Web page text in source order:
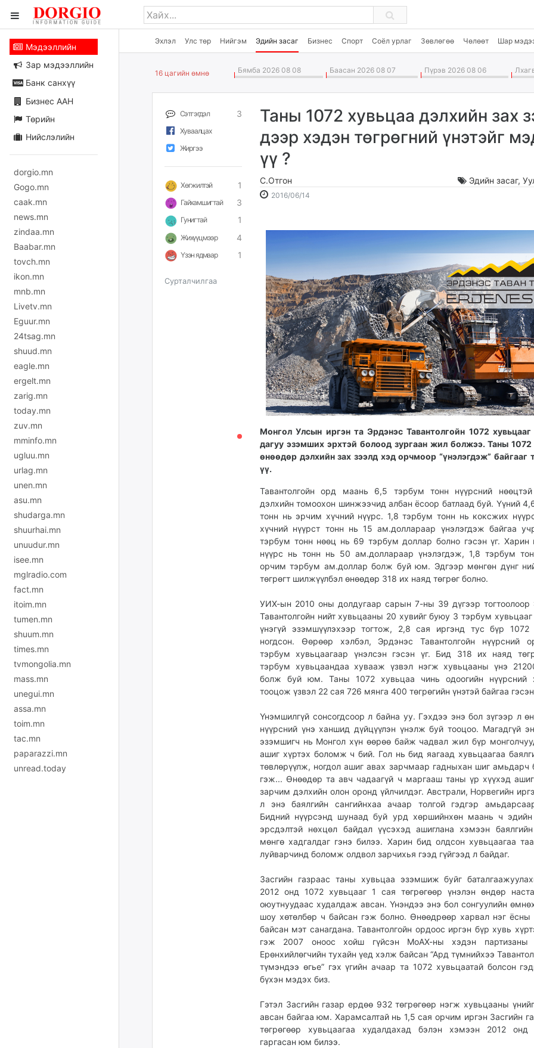
Эхлэл Улс төр Нийгэм Эдийн засаг Бизнес Спорт Соёл урлаг Зөвлөгөө Чөлөөт Шар
Мэдээллийн
Зар мэдээллийн
Банк санхүү
Бизнес ААН
Төрийн
Нийслэлийн
dorgio.mn
Gogo.mn
caak.mn
news.mn
zindaa.mn
Baabar.mn
tovch.mn
ikon.mn
mnb.mn
Livetv.mn
Eguur.mn
24tsag.mn
shuud.mn
eagle.mn
ergelt.mn
zarig.mn
today.mn
zuv.mn
mminfo.mn
ugluu.mn
urlag.mn
unen.mn
asu.mn
shudarga.mn
shuurhai.mn
unuudur.mn
isee.mn
mglradio.com
fact.mn
itoim.mn
tumen.mn
shuum.mn
times.mn
tvmongolia.mn
mass.mn
unegui.mn
assa.mn
toim.mn
tac.mn
paparazzi.mn
unread.today
16 цагийн өмнө Бямба 2026 08 08 Баасан 2026 08 07 Пүрэв 2026 08 06
Сэтгэгдэл 3
Хуваалцах
Жиргээ
Хөгжилтэй 1
Гайхамшигтай 3
Гунигтай 1
Жихүүцмээр 4
Үзэн ядмаар 1
Сурталчилгаа
Таны 1072 хувьцаа дэлхийн зах
дээр хэдэн төгрөгний үнэтэйг
үү ?
С.Отгон Эдийн засаг,
2016/06/14
Монгол Улсын иргэн та Эрдэнэс Тавантолгойн 1072 хувьцааг
дагуу эзэмших эрхтэй болоод зургаан жил болжээ. Таны 1072
өнөөдөр дэлхийн зах зээлд хэд орчмоор “үнэлэгдэж” байгааг
үү.
Тавантолгойн орд маань 6,5 тэрбум тонн нүүрсний нөөцтэй
дэлхийн томоохон шинжээчид албан ёсоор батлаад буй. Үүний
тонн нь эрчим хүчний нүүрс. 1,8 тэрбум тонн нь коксжих
хүчний нүүрст тонн нь 15 ам.доллараар үнэлэгдэж байгаа
тэрбум тонн нөөц нь 69 тэрбум доллар болно гэсэн үг. Харин
нүүрс нь тонн нь 50 ам.доллараар үнэлэгдэж, 1,8 тэрбум
орчим тэрбум ам.доллар болж буй юм. Эдгээр мөнгөн дүнг
төгрөгт шилжүүлбэл өнөөдөр 318 их наяд төгрөг болно.
УИХ-ын 2010 оны долдугаар сарын 7-ны 39 дүгээр тогтоолоор
Тавантолгойн нийт хувьцааны 20 хувийг буюу 3 тэрбум хувьцааг
үнэгүй эзэмшүүлэхээр тогтож, 2,8 сая иргэнд тус бүр 1072
ногдсон. Өөрөөр хэлбэл, Эрдэнэс Тавантолгойн нүүрсний
тэрбум хувьцаагаар үнэлсэн гэсэн үг. Бид 318 их наяд
тэрбум хувьцаандаа хувааж үзвэл нэгж хувьцааны үнэ
болж буй юм. Таны 1072 хувьцаа чинь одоогийн нүүрсний
тооцож үзвэл 22 сая 726 мянга 400 төгрөгийн үнэтэй байгаа гэсэн
Үнэмшилгүй сонсогдсоор л байна уу. Гэхдээ энэ бол зүгээр л
нүүрсний үнэ ханшид дүйцүүлэн үнэлж буй тооцоо. Магадгүй
эзэмшигч нь Монгол хүн өөрөө байж чадвал жил бүр
ашиг хүртэх боломж ч бий. Гол нь бид яагаад хувьцаагаа
төвлөрүүлж, ногдол ашиг авах зарчмаар гадныхан шиг амьдарч
гэж... Өнөөдөр та авч чадаагүй ч маргааш таны үр хүүхэд ашиг
зарчим дэлхийн олон оронд үйлчилдэг. Австрали, Норвегийн
л энэ баялгийн сангийнхаа ачаар толгой гэдгэр
Бидний нүүрсэнд шунаад буй урд хөршийнхөн маань ч эдийн
эрсдэлтэй нөхцөл байдал үүсэхэд ашиглана хэмээн
мөнгө хадгалдаг гэнэ билээ. Харин бид олдсон хувьцаагаа
луйварчинд боломж олдвол зарчихья гээд гүйгээд л байдаг.
Засгийн газраас таны хувьцаа эзэмшиж буйг
2012 онд 1072 хувьцааг 1 сая төгрөгөөр үнэлэн өндөр
оюутнуудаас худалдаж авсан. Үнэндээ энэ бол сонгуулийн
шоу хөтөлбөр ч байсан гэж болно. Өнөөдрөөр харвал нэг ёсны
байсан мэт санагдана. Тавантолгойн ордоос иргэн бүр хувь
гэж 2007 оноос хойш гүйсэн МоАХ-ны хэдэн партизаны
Ерөнхийлөгчийн тухайн үед хэлж байсан “Ард түмнийхээ
түмэндээ өгье” гэх үгийн ачаар та 1072 хувьцаатай болсон
бүхэн мэдэх биз.
Гэтэл Засгийн газар ердөө 932 төгрөгөөр нэгж хувьцааны
авсан байгаа юм. Харамсалтай нь 1,5 сая орчим иргэн Засгийн
төгрөгөөр хувьцаагаа худалдахад бэлэн хэмээн 2012 онд
гаргасан юм билээ.